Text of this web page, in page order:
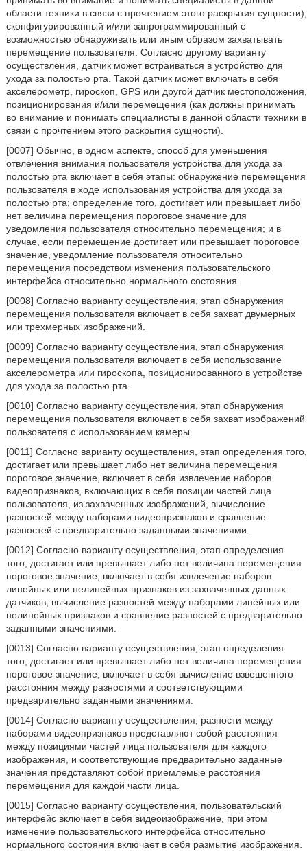
области техники в связи с прочтением этого раскрытия сущности),
сконфигурированный и/или запрограммированный с
возможностью обнаруживать или иным образом захватывать
перемещение пользователя. Согласно другому варианту
осуществления, датчик может встраиваться в устройство для
ухода за полостью рта. Такой датчик может включать в себя
акселерометр, гироскоп, GPS или другой датчик местоположения,
позиционирования и/или перемещения (как должны принимать
во внимание и понимать специалисты в данной области техники в
связи с прочтением этого раскрытия сущности).
[0007] Обычно, в одном аспекте, способ для уменьшения
отвлечения внимания пользователя устройства для ухода за
полостью рта включает в себя этапы: обнаружение перемещения
пользователя в ходе использования устройства для ухода за
полостью рта; определение того, достигает или превышает либо
нет величина перемещения пороговое значение для
уведомления пользователя относительно перемещения; и в
случае, если перемещение достигает или превышает пороговое
значение, уведомление пользователя относительно
перемещения посредством изменения пользовательского
интерфейса относительно нормального состояния.
[0008] Согласно варианту осуществления, этап обнаружения
перемещения пользователя включает в себя захват двумерных
или трехмерных изображений.
[0009] Согласно варианту осуществления, этап обнаружения
перемещения пользователя включает в себя использование
акселерометра или гироскопа, позиционированного в устройстве
для ухода за полостью рта.
[0010] Согласно варианту осуществления, этап обнаружения
перемещения пользователя включает в себя захват изображений
пользователя с использованием камеры.
[0011] Согласно варианту осуществления, этап определения того,
достигает или превышает либо нет величина перемещения
пороговое значение, включает в себя извлечение наборов
видеопризнаков, включающих в себя позиции частей лица
пользователя, из захваченных изображений, вычисление
разностей между наборами видеопризнаков и сравнение
разностей с предварительно заданными значениями.
[0012] Согласно варианту осуществления, этап определения
того, достигает или превышает либо нет величина перемещения
пороговое значение, включает в себя извлечение наборов
линейных или нелинейных признаков из захваченных данных
датчиков, вычисление разностей между наборами линейных или
нелинейных признаков и сравнение разностей с предварительно
заданными значениями.
[0013] Согласно варианту осуществления, этап определения
того, достигает или превышает либо нет величина перемещения
пороговое значение, включает в себя вычисление взвешенного
расстояния между разностями и соответствующими
предварительно заданными значениями.
[0014] Согласно варианту осуществления, разности между
наборами видеопризнаков представляют собой расстояния
между позициями частей лица пользователя для каждого
изображения, и соответствующие предварительно заданные
значения представляют собой приемлемые расстояния
перемещения для каждой части лица.
[0015] Согласно варианту осуществления, пользовательский
интерфейс включает в себя видеоизображение, при этом
изменение пользовательского интерфейса относительно
нормального состояния включает в себя размытие изображения.